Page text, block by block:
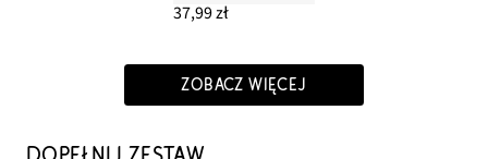
37,99 zł
ZOBACZ WIĘCEJ